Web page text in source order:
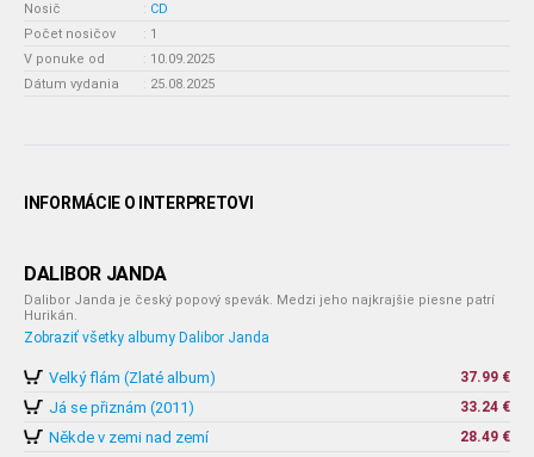
Nosič
: CD
Počet nosičov
: 1
V ponuke od
: 10.09.2025
Dátum vydania
: 25.08.2025
INFORMÁCIE O INTERPRETOVI
DALIBOR JANDA
Dalibor Janda je český popový spevák. Medzi jeho najkrajšie piesne patrí
Hurikán.
Zobraziť všetky albumy Dalibor Janda
Velký flám (Zlaté album) 37.99 €
Já se přiznám (2011) 33.24 €
Někde v zemi nad zemí 28.49 €